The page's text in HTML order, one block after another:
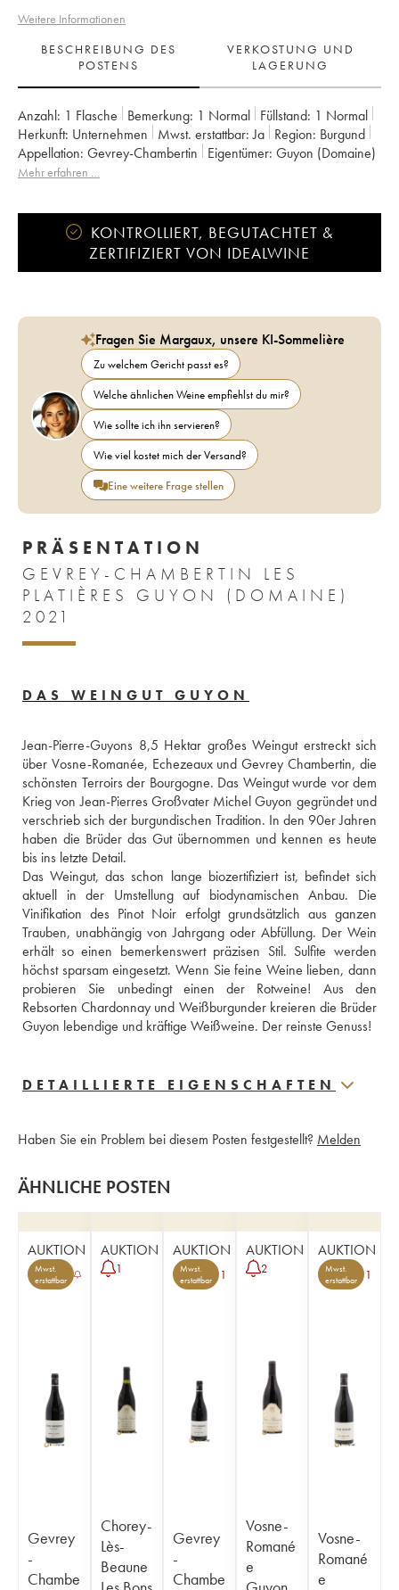
Weitere Informationen
BESCHREIBUNG DES
POSTENS
VERKOSTUNG UND
LAGERUNG
Anzahl: 1 Flasche Bemerkung: 1 Normal Füllstand: 1 Normal
Herkunft:
unternehmen Mwst. erstattbar: ja Region:
Burgund
Appellation:
Gevrey-Chambertin Eigentümer: Guyon (Domaine)
Mehr erfahren …
KONTROLLIERT, BEGUTACHTET &
ZERTIFIZIERT VON IDEALWINE
Fragen Sie Margaux, unsere KI-Sommelière
Zu welchem Gericht passt es?
Welche ähnlichen Weine empfiehlst du mir?
Wie sollte ich ihn servieren?
Wie viel kostet mich der Versand?
Eine weitere Frage stellen
PRÄSENTATION
GEVREY-CHAMBERTIN LES
PLATIÈRES GUYON (DOMAINE)
2021
DAS WEINGUT GUYON
Jean-Pierre-Guyons 8,5 Hektar großes Weingut erstreckt sich
über Vosne-Romanée, Echezeaux und Gevrey Chambertin, die
schönsten Terroirs der Bourgogne. Das Weingut wurde vor dem
Krieg von Jean-Pierres Großvater Michel Guyon gegründet und
verschrieb sich der burgundischen Tradition. In den 90er Jahren
haben die Brüder das Gut übernommen und kennen es heute
bis ins letzte Detail.
Das Weingut, das schon lange biozertifiziert ist, befindet sich
aktuell in der Umstellung auf biodynamischen Anbau. Die
Vinifikation des Pinot Noir erfolgt grundsätzlich aus ganzen
Trauben, unabhängig von Jahrgang oder Abfüllung. Der Wein
erhält so einen bemerkenswert präzisen Stil. Sulfite werden
höchst sparsam eingesetzt. Wenn Sie feine Weine lieben, dann
probieren Sie unbedingt einen der Rotweine! Aus den
Rebsorten Chardonnay und Weißburgunder kreieren die Brüder
DETAILLIERTE EIGENSCHAFTEN
Haben Sie ein Problem bei diesem Posten festgestellt? Melden
ÄHNLICHE POSTEN
AUKTION
Mwst.
erstattbar
Gevrey
-
Chambe
AUKTION
1
Chorey-
Lès-
Beaune
AUKTION
Mwst.
erstattbar
1
Gevrey
-
Chambe
AUKTION
2
Vosne-
Romané
e
AUKTION
Mwst.
erstattbar
1
Vosne-
Romané
e